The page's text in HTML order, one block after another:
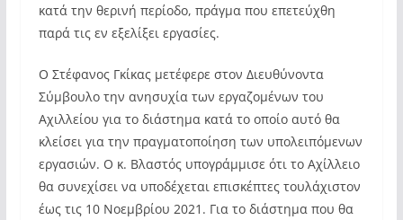
κατά την θερινή περίοδο, πράγμα που επετεύχθη
παρά τις εν εξελίξει εργασίες.
Ο Στέφανος Γκίκας μετέφερε στον Διευθύνοντα
Σύμβουλο την ανησυχία των εργαζομένων του
Αχιλλείου για το διάστημα κατά το οποίο αυτό θα
κλείσει για την πραγματοποίηση των υπολειπόμενων
εργασιών. Ο κ. Βλαστός υπογράμμισε ότι το Αχίλλειο
θα συνεχίσει να υποδέχεται επισκέπτες τουλάχιστον
έως τις 10 Νοεμβρίου 2021. Για το διάστημα που θα